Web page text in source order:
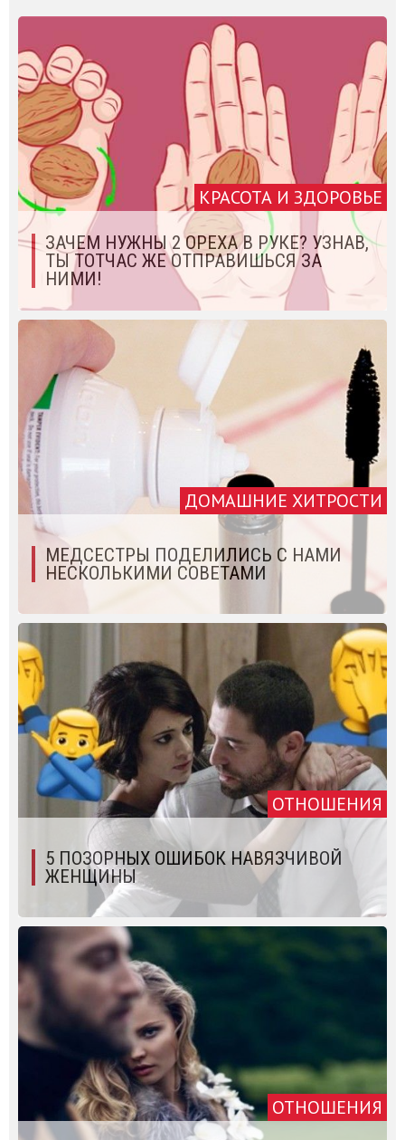
КРАСОТА И ЗДОРОВЬЕ
ЗАЧЕМ НУЖНЫ 2 ОРЕХА В РУКЕ? УЗНАВ,
ТЫ ТОТЧАС ЖЕ ОТПРАВИШЬСЯ ЗА
НИМИ!
ДОМАШНИЕ ХИТРОСТИ
МЕДСЕСТРЫ ПОДЕЛИЛИСЬ С НАМИ
НЕСКОЛЬКИМИ СОВЕТАМИ
ОТНОШЕНИЯ
5 ПОЗОРНЫХ ОШИБОК НАВЯЗЧИВОЙ
ЖЕНЩИНЫ
ОТНОШЕНИЯ